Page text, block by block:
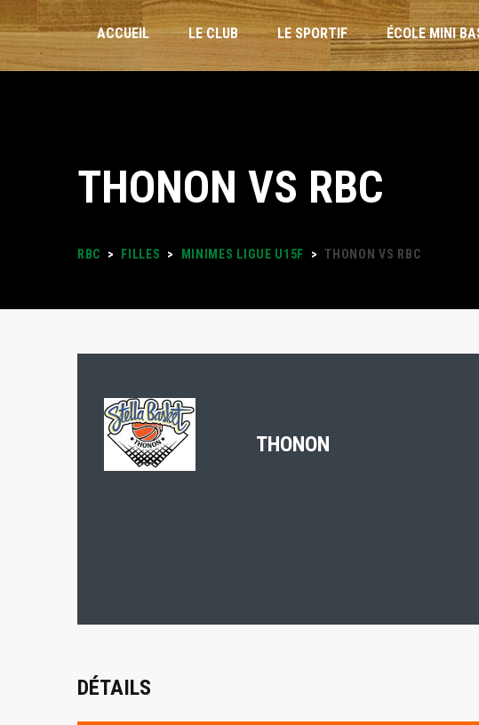
ACCUEIL LE CLUB LE SPORTIF
STAGES VACANCES
PLANNING DES ENTRAÎNEMENTS
LOISIRS
ÉCOLE MINI
THONON VS RBC
RBC > FILLES > MINIMES LIGUE U15F > THONON VS RBC
THONON
DÉTAILS